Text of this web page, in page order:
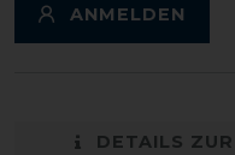
ANMELDEN
DETAILS